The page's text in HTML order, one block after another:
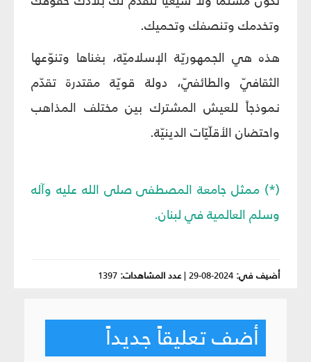
وتخدمك وتنصفك وتحميك.
هذه هي الجمهوريّة الإسلاميّة، بغناها وتنوّعها
الثقافيّ والطائفيّ، دولة قويّة مقتدرة تقدّم
نموذجاً للعيش المشترك بين مختلف المذاهب
واحتضان الأقلّيّات الدينيّة.
(*) ممثل جامعة المصطفى صلى الله عليه وآله
وسلم العالمية في لبنان.
أضيف في: 2024-08-29
|عدد المشاهدات: 1397
أضف تعليقاً جديداً